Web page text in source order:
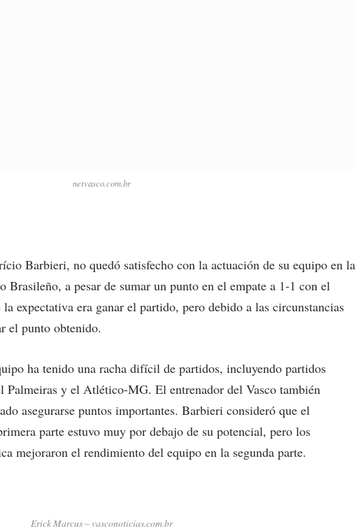
netvasco.com.br
Barbieri, no quedó satisfecho con la actuación de su equipo en la
Brasileño, a pesar de sumar un punto en el empate a 1-1 con el
expectativa era ganar el partido, pero debido a las circunstancias
el punto obtenido.
ha tenido una racha difícil de partidos, incluyendo partidos
y el Atlético-MG. El entrenador del Vasco también
asegurarse puntos importantes. Barbieri consideró que el
parte estuvo muy por debajo de su potencial, pero los
mejoraron el rendimiento del equipo en la segunda parte.
Erick Marcus – vasconoticias.com.br